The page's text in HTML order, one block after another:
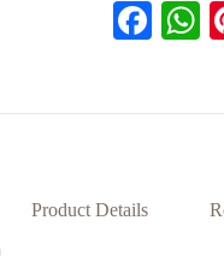
F
p
Product Details